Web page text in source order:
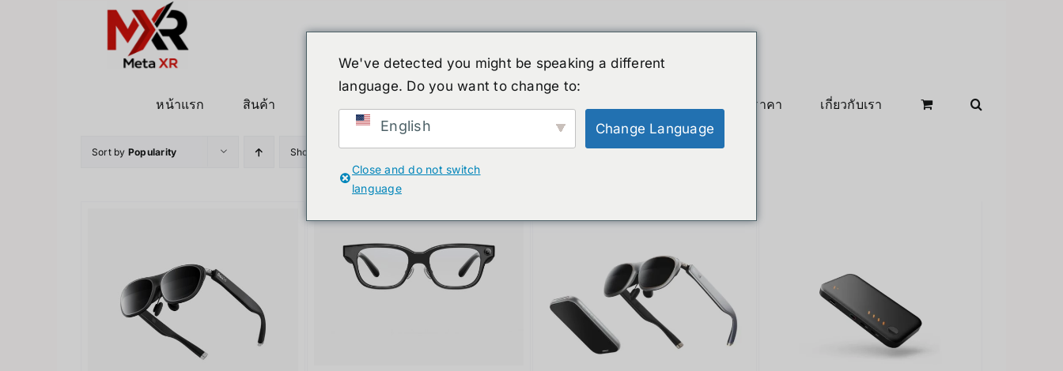
หน้าแรก
สินค้า สินค้าลดราคา เกี่ยวกับเรา
Sort by Popularity Show 36 Products
We've detected you might be speaking a different
language. Do you want to change to:
English Change Language
Close and do not switch
language